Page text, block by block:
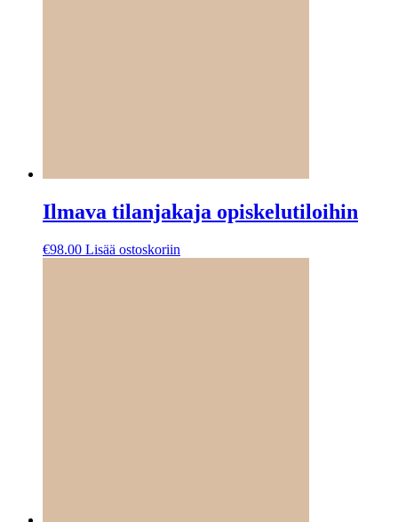
Ilmava tilanjakaja opiskelutiloihin
€98.00 Lisää ostoskoriin